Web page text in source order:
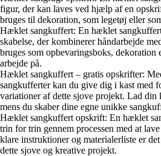
figur, der kan laves ved hjælp af en
bruges til dekoration, som legetøj eller
Hæklet sangkuffert: En hæklet
skabelse, der kombinerer håndarbejde
bruges som opbevaringsboks, dekoration
arbejde på.
Hæklet sangkuffert – gratis opskrifter:
sangkufferter kan du give dig i kast med
variationer af dette sjove projekt. Lad
mens du skaber dine egne unikke
Hæklet sangkuffert opskrift: En hæklet
trin for trin gennem processen med at
klare instruktioner og materialerliste er
dette sjove og kreative projekt.